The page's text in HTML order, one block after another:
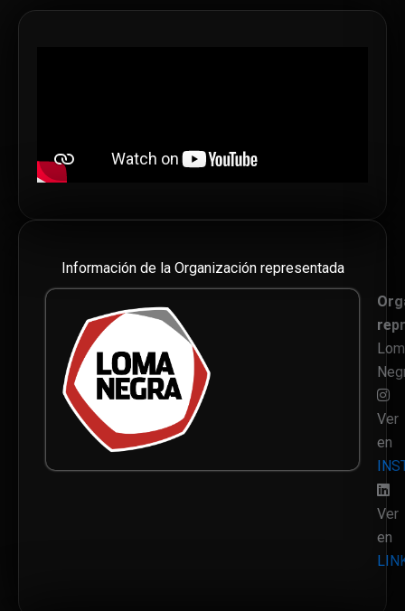
Información de la Organización representada
Ver
en
Ver
en